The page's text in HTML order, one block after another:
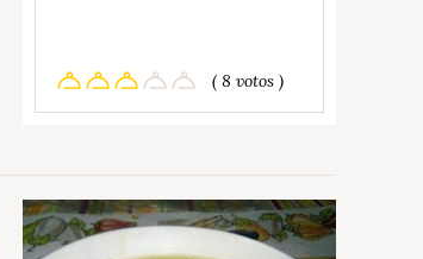
( 8 votos )